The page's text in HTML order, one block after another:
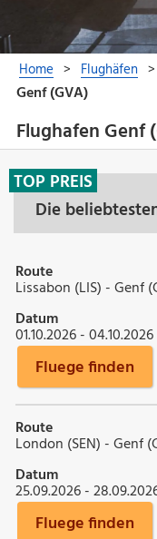
Flughafen Genf
Die
TOP PREIS
Route
Lissabon (LIS) - Genf
Datum
01.10.2026 - 04.10.2026
Fluege finden
Route
London (SEN) - Genf
Datum
25.09.2026 -
Fluege finden